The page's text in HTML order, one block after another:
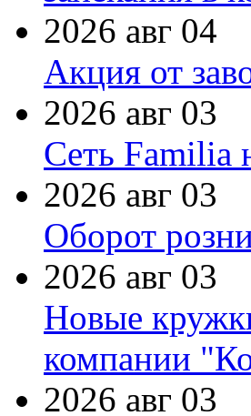
2026 авг 04
Акция от
2026 авг 03
Сеть Familia
2026 авг 03
Оборот
2026 авг 03
Новые
компании
2026 авг 03